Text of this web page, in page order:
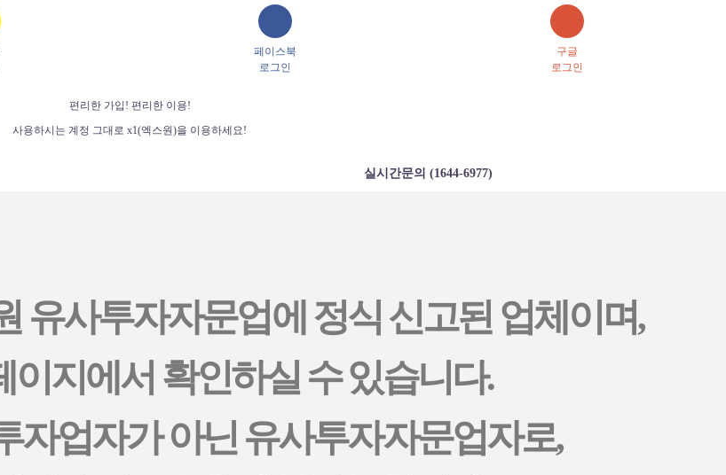
페이스북
로그인
구글
로그인
편리한 가입! 편리한 이용!
사용하시는 계정 그대로 x1(엑스원)을 이용하세요!
실시간문의 (1644-6977)
유사투자자문업에 정식 신고된 업체이며,
이지에서 확인하실 수 있습니다.
자업자가 아닌 유사투자자문업자로,